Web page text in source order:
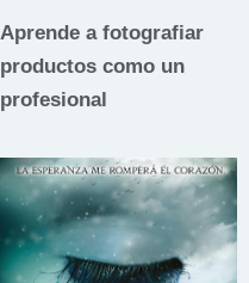
Aprende a fotografiar
productos como un
profesional